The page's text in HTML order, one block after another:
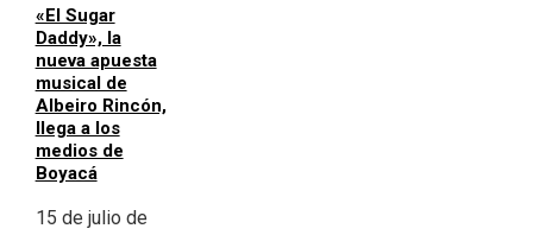
«El Sugar
Daddy», la
nueva apuesta
musical de
Albeiro Rincón,
llega a los
medios de
Boyacá
15 de julio de